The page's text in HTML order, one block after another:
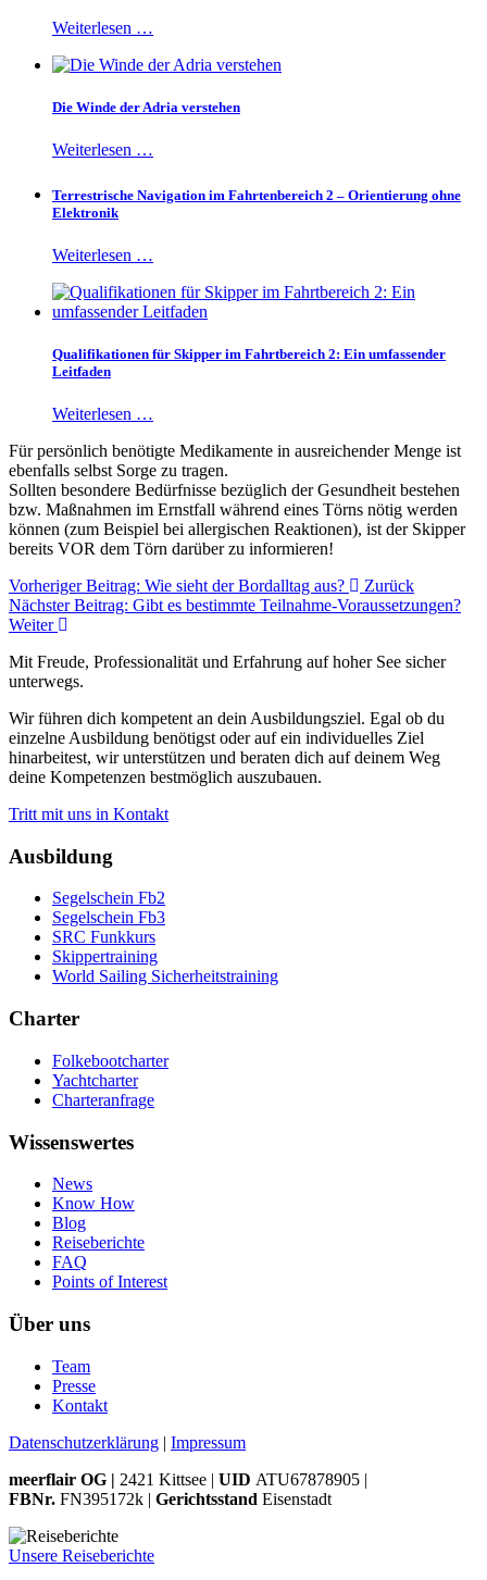
Weiterlesen …
Die Winde der Adria verstehen
Weiterlesen …
Terrestrische Navigation im Fahrtenbereich 2 – Orientierung ohne
Elektronik
Weiterlesen …
Qualifikationen für Skipper im Fahrtbereich 2: Ein umfassender
Leitfaden
Weiterlesen …
Für persönlich benötigte Medikamente in ausreichender Menge ist
ebenfalls selbst Sorge zu tragen.
Sollten besondere Bedürfnisse bezüglich der Gesundheit bestehen
bzw. Maßnahmen im Ernstfall während eines Törns nötig werden
können (zum Beispiel bei allergischen Reaktionen), ist der Skipper
bereits VOR dem Törn darüber zu informieren!
Vorheriger Beitrag: Wie sieht der Bordalltag aus?
Zurück
Nächster Beitrag: Gibt es bestimmte Teilnahme-Voraussetzungen?
Weiter
Mit Freude, Professionalität und Erfahrung auf hoher See sicher
unterwegs.
Wir führen dich kompetent an dein Ausbildungsziel. Egal ob du
einzelne Ausbildung benötigst oder auf ein individuelles Ziel
hinarbeitest, wir unterstützen und beraten dich auf deinem Weg
deine Kompetenzen bestmöglich auszubauen.
Tritt mit uns in Kontakt
Ausbildung
Segelschein Fb2
Segelschein Fb3
SRC Funkkurs
Skippertraining
World Sailing Sicherheitstraining
Charter
Folkebootcharter
Yachtcharter
Charteranfrage
Wissenswertes
News
Know How
Blog
Reiseberichte
FAQ
Points of Interest
Über uns
Team
Presse
Kontakt
Datenschutzerklärung | Impressum
meerflair OG | 2421 Kittsee | UID ATU67878905 |
FBNr. FN395172k | Gerichtsstand Eisenstadt
Unsere Reiseberichte